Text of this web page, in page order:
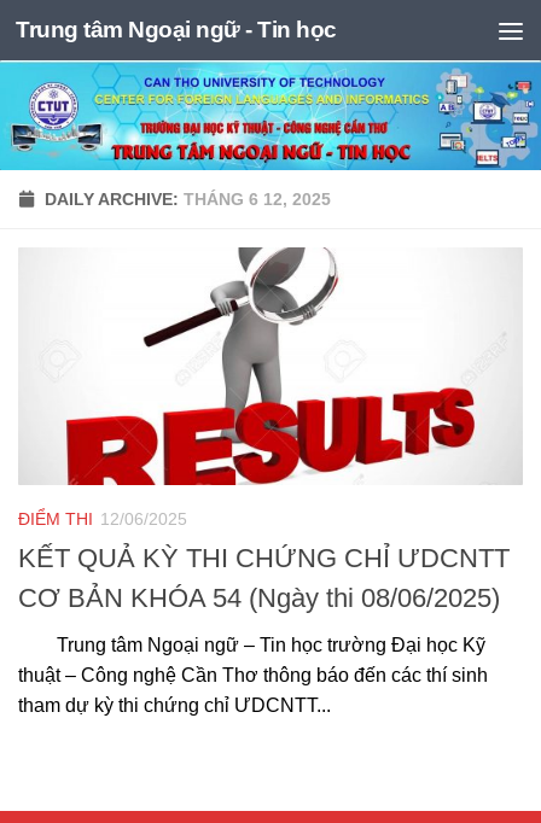
Skip to content
Trung tâm Ngoại ngữ - Tin học
DAILY ARCHIVE: THÁNG 6 12, 2025
ĐIỂM THI 12/06/2025
KẾT QUẢ KỲ THI CHỨNG CHỈ ƯDCNTT
CƠ BẢN KHÓA 54 (Ngày thi 08/06/2025)
Trung tâm Ngoại ngữ – Tin học trường Đại học Kỹ
thuật – Công nghệ Cần Thơ thông báo đến các thí sinh
tham dự kỳ thi chứng chỉ ƯDCNTT...